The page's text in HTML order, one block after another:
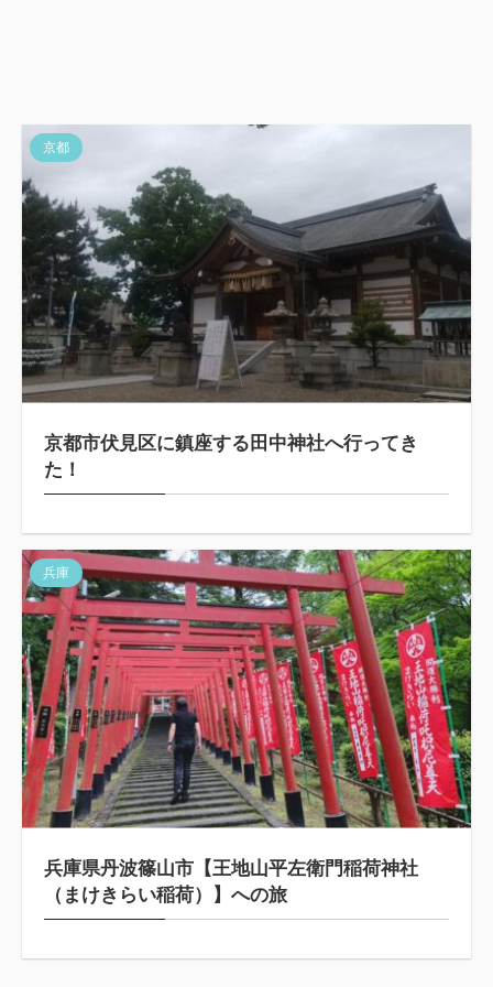
京都
京都市伏見区に鎮座する田中神社へ行ってき
た！
兵庫
兵庫県丹波篠山市【王地山平左衛門稲荷神社
（まけきらい稲荷）】への旅